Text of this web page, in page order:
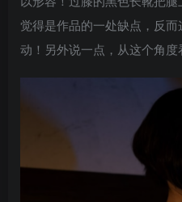
觉得是作品的一处缺点，反
动！另外说一点，从这个角